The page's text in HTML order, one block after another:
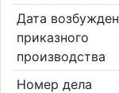
Дата
приказного
производства
Номер дела